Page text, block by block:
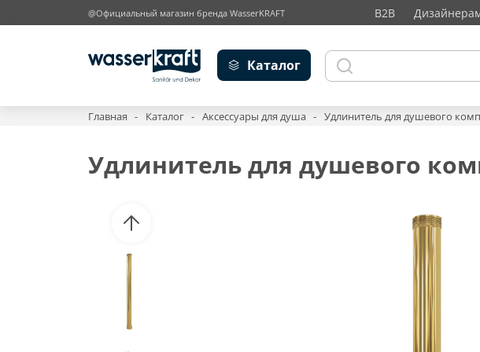
@Официальный магазин бренда WasserKRAFT B2B
Каталог
Главная Каталог Аксессуары для душа Удлинитель для душевого
Удлинитель для душевого